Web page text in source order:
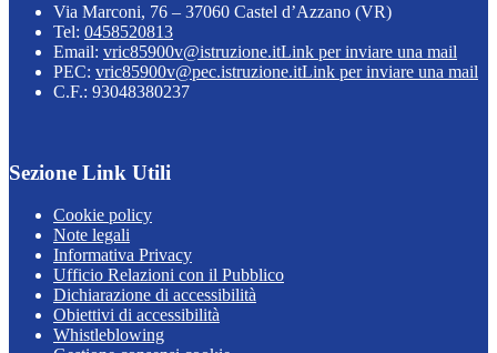
Via Marconi, 76 – 37060 Castel d’Azzano (VR)
Tel: 0458520813
Email: vric85900v@istruzione.itLink per inviare una mail
PEC: vric85900v@pec.istruzione.itLink per inviare una mail
C.F.: 93048380237
Sezione Link Utili
Cookie policy
Note legali
Informativa Privacy
Ufficio Relazioni con il Pubblico
Dichiarazione di accessibilità
Obiettivi di accessibilità
Whistleblowing